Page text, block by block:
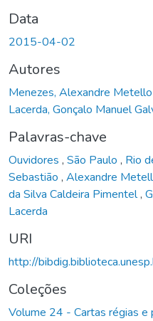
Data
2015-04-02
Autores
Menezes, Alexandre
Lacerda, Gonçalo Manuel
Palavras-chave
Ouvidores , São Paulo , Rio
Sebastião , Alexandre
da Silva Caldeira Pimentel,
Lacerda
URI
http://
Coleções
Volume 24 - Cartas régias